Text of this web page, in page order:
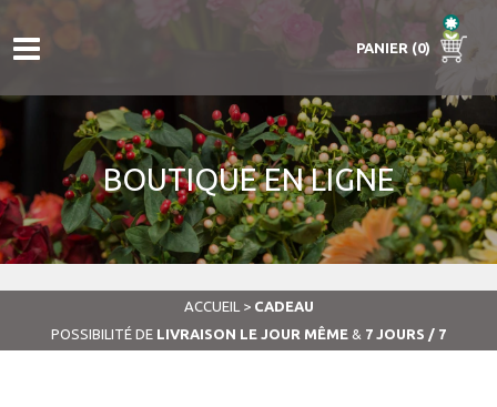
PANIER (0)
BOUTIQUE EN LIGNE
ACCUEIL > CADEAU
POSSIBILITÉ DE LIVRAISON LE JOUR MÊME & 7 JOURS / 7